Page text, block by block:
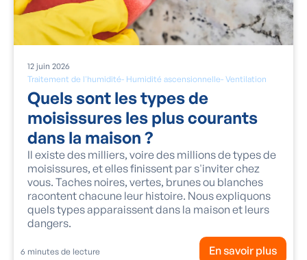
Traitement de l'humidité- Humidité ascensionnelle- Ventilation
12 juin 2026
Quels sont les types de
moisissures les plus courants
dans la maison ?
Il existe des milliers, voire des millions de types de
moisissures, et elles finissent par s'inviter chez
vous. Taches noires, vertes, brunes ou blanches
racontent chacune leur histoire. Nous expliquons
quels types apparaissent dans la maison et leurs
dangers.
6 minutes de lecture En savoir plus